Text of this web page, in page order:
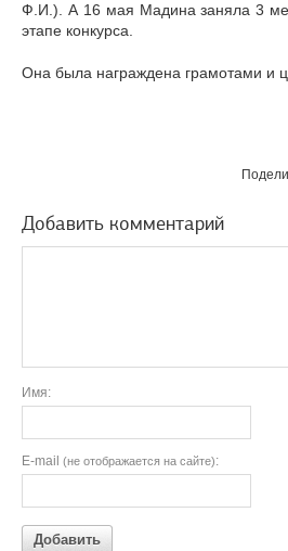
Ф.И.). А 16 мая Мадина заняла 3
этапе конкурса.
Она была награждена грамотами и
Добавить комментарий
Имя:
E-mail (не отображается на сайте):
Добавить